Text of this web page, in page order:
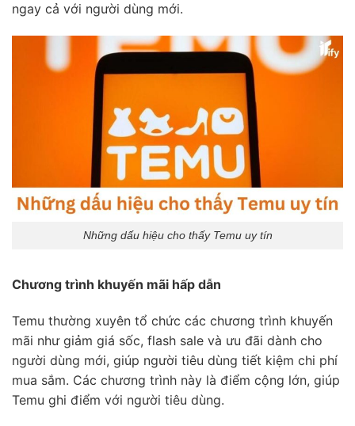
ngay cả với người dùng mới.
Những dấu hiệu cho thấy Temu uy tín
Chương trình khuyến mãi hấp dẫn
Temu thường xuyên tổ chức các chương trình khuyến
mãi như giảm giá sốc, flash sale và ưu đãi dành cho
người dùng mới, giúp người tiêu dùng tiết kiệm chi phí
mua sắm. Các chương trình này là điểm cộng lớn, giúp
Temu ghi điểm với người tiêu dùng.